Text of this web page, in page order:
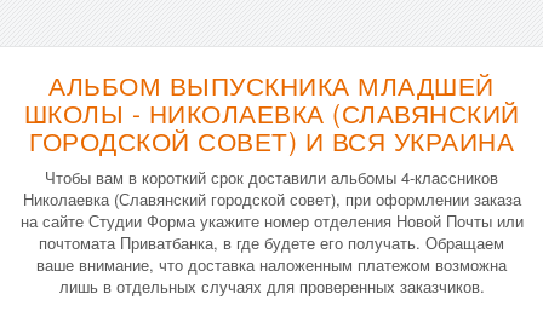
АЛЬБОМ ВЫПУСКНИКА МЛАДШЕЙ
ШКОЛЫ - НИКОЛАЕВКА (СЛАВЯНСКИЙ
ГОРОДСКОЙ СОВЕТ) И ВСЯ УКРАИНА
Чтобы вам в короткий срок доставили альбомы 4-классников
Николаевка (Славянский городской совет), при оформлении заказа
на сайте Студии Форма укажите номер отделения Новой Почты или
почтомата Приватбанка, в где будете его получать. Обращаем
ваше внимание, что доставка наложенным платежом возможна
лишь в отдельных случаях для проверенных заказчиков.